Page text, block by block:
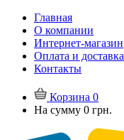
Главная
О компании
Интернет-магазин
Оплата и доставка
Контакты
Корзина 0
На сумму 0 грн.